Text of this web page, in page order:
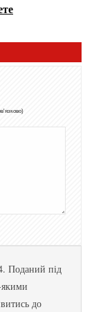
Поданий під
якими
до